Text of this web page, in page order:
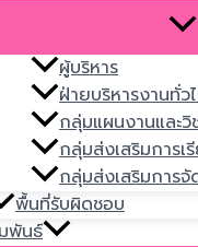
ผู้บริหาร
ฝ่ายบริหารงานทั่ว
กลุ่มแผนงานและวิ
กลุ่มส่งเสริมการ
กลุ่มส่งเสริมการ
พื้นที่รับผิดชอบ
พันธ์